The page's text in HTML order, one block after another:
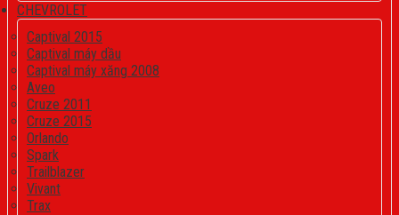
CHEVROLET
Captival 2015
Captival máy dầu
Captival máy xăng 2008
Aveo
Cruze 2011
Cruze 2015
Orlando
Spark
Trailblazer
Vivant
Trax